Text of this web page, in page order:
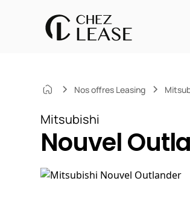
Nos offres Leasing
Mitsubishi
Nouvel